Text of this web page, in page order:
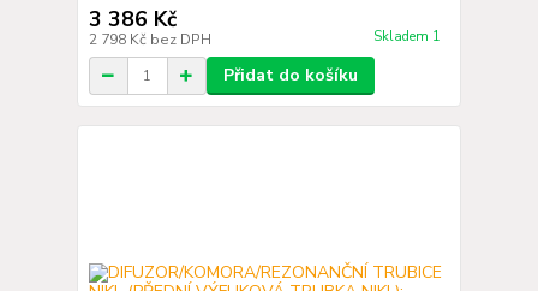
3 386 Kč
2 798 Kč bez DPH Skladem 1
Přidat do košíku